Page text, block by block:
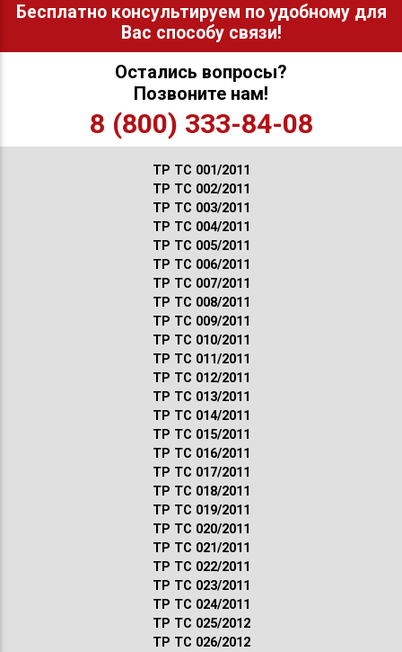
Бесплатно консультируем по удобному для
Вас способу связи!
Остались вопросы?
Позвоните нам!
8 (800) 333-84-08
ТР ТС 001/2011
ТР ТС 002/2011
ТР ТС 003/2011
ТР ТС 004/2011
ТР ТС 005/2011
ТР ТС 006/2011
ТР ТС 007/2011
ТР ТС 008/2011
ТР ТС 009/2011
ТР ТС 010/2011
ТР ТС 011/2011
ТР ТС 012/2011
ТР ТС 013/2011
ТР ТС 014/2011
ТР ТС 015/2011
ТР ТС 016/2011
ТР ТС 017/2011
ТР ТС 018/2011
ТР ТС 019/2011
ТР ТС 020/2011
ТР ТС 021/2011
ТР ТС 022/2011
ТР ТС 023/2011
ТР ТС 024/2011
ТР ТС 025/2012
ТР ТС 026/2012